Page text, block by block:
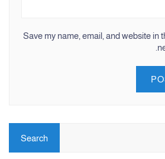
Save my name, email, and website in